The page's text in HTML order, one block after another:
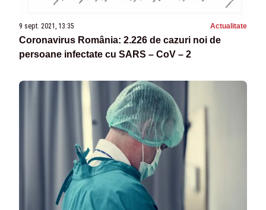
9 sept. 2021, 13:35 Actualitate
Coronavirus România: 2.226 de cazuri noi de
persoane infectate cu SARS – CoV – 2